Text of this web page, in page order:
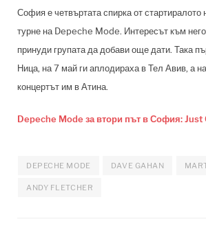
София е четвъртата спирка от стартиралото
турне на Depeche Mode. Интересът към
принуди групата да добави още дати. Така
Ница, на 7 май ги аплодираха в Тел Авив, а
концертът им в Атина.
Depeche Mode за втори път в София: Just
DEPECHE MODE DAVE GAHAN
ANDY FLETCHER